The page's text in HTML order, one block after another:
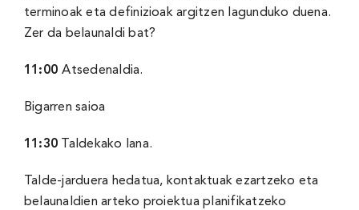
terminoak eta definizioak argitzen lagunduko duena.
Zer da belaunaldi bat?
11:00Atsedenaldia.
Bigarren saioa
11:30 Taldekako lana.
Talde-jarduera hedatua, kontaktuak ezartzeko eta
belaunaldien arteko proiektua planifikatzeko